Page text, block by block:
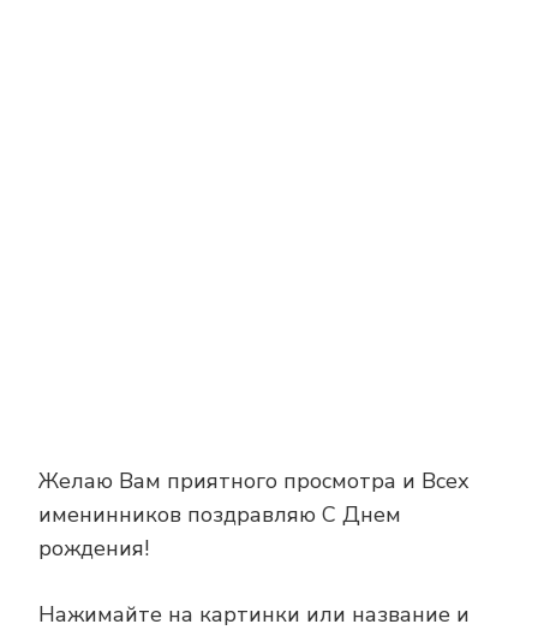
Желаю Вам приятного просмотра и Всех
именинников поздравляю С Днем
рождения!
Нажимайте на картинки или название и